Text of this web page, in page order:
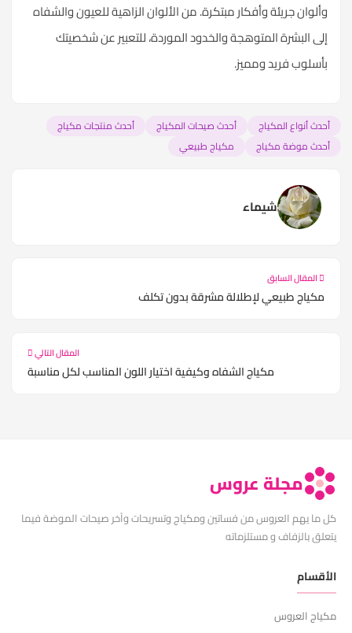
وألوان جريئة وأفكار مبتكرة. من الألوان الزاهية للعيون والشفاه
إلى البشرة المتوهجة والخدود الموردة، للتعبير عن شخصيتك
بأسلوب فريد ومميز.
أحدث أنواع المكياج أحدث صيحات المكياج
أحدث منتجات مكياج
أحدث موضة مكياج
مكياج طبيعي
شيماء
المقال السابق
مكياج طبيعي لإطلالة مشرقة بدون تكلف
المقال التالي
مكياج الشفاه وكيفية اختيار اللون المناسب لكل مناسبة
مجلة عروس
كل ما يهم العروس من فساتين ومكياج وتسريحات وآخر صيحات الموضة فيما
يتعلق بالزفاف و مستلزماته
الأقسام
مكياج العروس